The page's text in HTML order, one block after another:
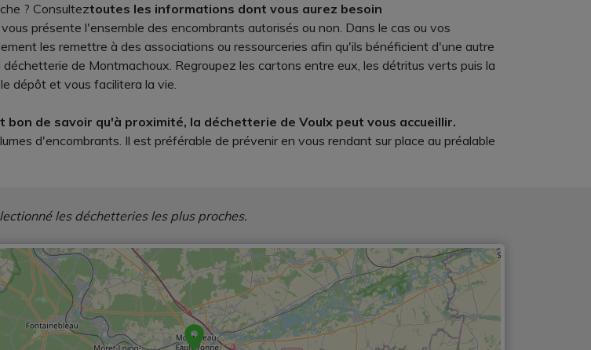
? Consulteztoutes les informations dont vous aurez besoin
présente l'ensemble des encombrants autorisés ou non. Dans le cas ou vos
les remettre à des associations ou ressourceries afin qu'ils bénéficient d'une autre
de Montmachoux. Regroupez les cartons entre eux, les détritus verts puis la
dépôt et vous facilitera la vie.
de savoir qu'à proximité, la déchetterie de Voulx peut vous accueillir.
d'encombrants. Il est préférable de prévenir en vous rendant sur place au préalable
les déchetteries les plus proches.